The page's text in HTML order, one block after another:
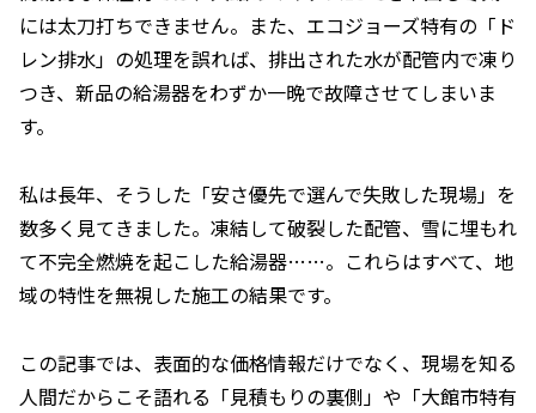
には太刀打ちできません。また、エコジョーズ特有の「ド
レン排水」の処理を誤れば、排出された水が配管内で凍り
つき、新品の給湯器をわずか一晩で故障させてしまいま
す。
私は長年、そうした「安さ優先で選んで失敗した現場」を
数多く見てきました。凍結して破裂した配管、雪に埋もれ
て不完全燃焼を起こした給湯器……。これらはすべて、地
域の特性を無視した施工の結果です。
この記事では、表面的な価格情報だけでなく、現場を知る
人間だからこそ語れる「見積もりの裏側」や「大館市特有